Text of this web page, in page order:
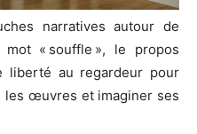
narratives autour de
« souffle », le propos
liberté au regardeur pour
les œuvres et imaginer ses